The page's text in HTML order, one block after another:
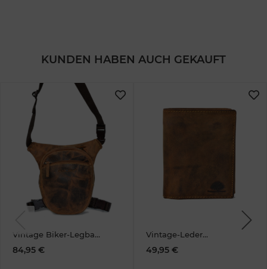
KUNDEN HABEN AUCH GEKAUFT
Vintage Biker-Legbag
Leder
84,95 €
Vintage-Leder
Geldbörse RFID braun
49,95 €
Next